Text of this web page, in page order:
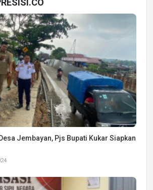
Jembayan, Pjs Bupati Kukar Siapkan